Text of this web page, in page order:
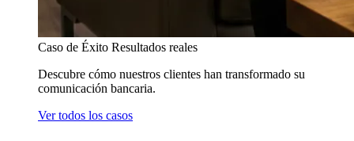
Caso de Éxito Resultados reales
Descubre cómo nuestros clientes han transformado su
comunicación bancaria.
Ver todos los casos